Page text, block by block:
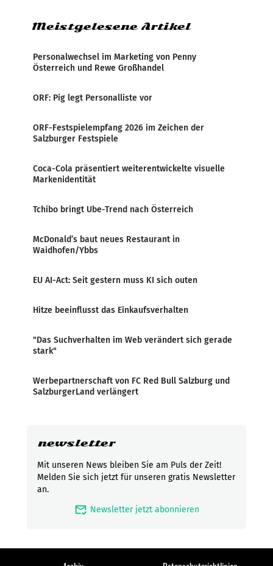
Meistgelesene Artikel
Personalwechsel im Marketing von Penny
Österreich und Rewe Großhandel
ORF: Pig legt Personalliste vor
ORF-Festspielempfang 2026 im Zeichen der
Salzburger Festspiele
Coca-Cola präsentiert weiterentwickelte visuelle
Markenidentität
Tchibo bringt Ube-Trend nach Österreich
McDonald’s baut neues Restaurant in
Waidhofen/Ybbs
EU AI-Act: Seit gestern muss KI sich outen
Hitze beeinflusst das Einkaufsverhalten
"Das Suchverhalten im Web verändert sich gerade
stark"
Werbepartnerschaft von FC Red Bull Salzburg und
SalzburgerLand verlängert
newsletter
Mit unseren News bleiben Sie am Puls der Zeit!
Melden Sie sich jetzt für unseren gratis Newsletter
an.
mark_email_read Newsletter jetzt abonnieren